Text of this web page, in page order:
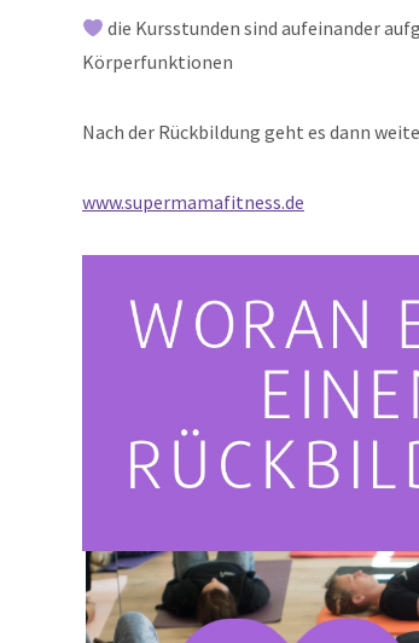
die Kursstunden sind aufeinander
Körperfunktionen
Nach der Rückbildung geht es dann
www.supermamafitness.de